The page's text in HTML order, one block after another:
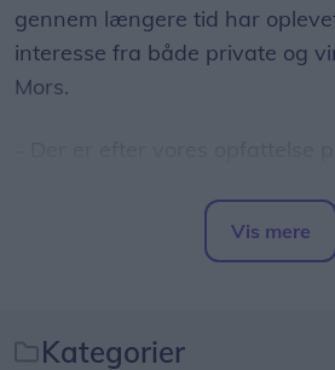
gennem længere tid har
interesse fra både private og
Mors.
som tilbydes af Advodan.
komme tættere på både
Advodan Thisted har desuden
Vis mere
Kategorier